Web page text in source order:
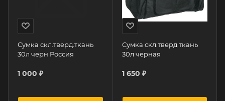
Сумка скл.тверд.ткань
30л черн Россия
1 000 ₽
Сумка скл.тверд.ткань
30л черная
1 650 ₽